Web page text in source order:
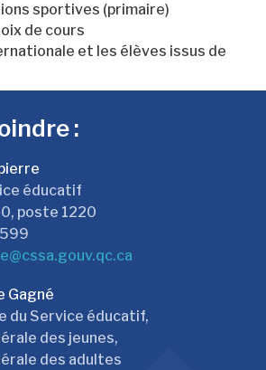
sportives (primaire)
de cours
et les élèves issus de
:
éducatif
poste 1220
@cssa.gouv.qc.ca
Gagné
du Service éducatif,
des jeunes,
des adultes